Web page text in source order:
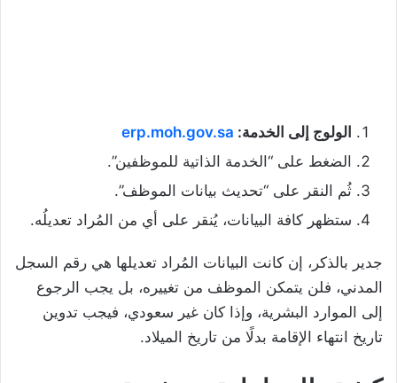
الولوج إلى الخدمة: erp.moh.gov.sa
الضغط على “الخدمة الذاتية للموظفين”.
ثُم النقر على “تحديث بيانات الموظف”.
ستظهر كافة البيانات، يُنقر على أي من المُراد تعديلُه.
جدير بالذكر، إن كانت البيانات المُراد تعديلها هي رقم السجل
المدني، فلن يتمكن الموظف من تغييره، بل يجب الرجوع
إلى الموارد البشرية، وإذا كان غير سعودي، فيجب تدوين
تاريخ انتهاء الإقامة بدلًا من تاريخ الميلاد.